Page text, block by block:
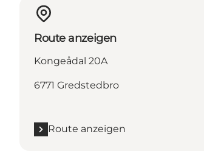
Route anzeigen
Kongeådal 20A
6771 Gredstedbro
Route anzeigen